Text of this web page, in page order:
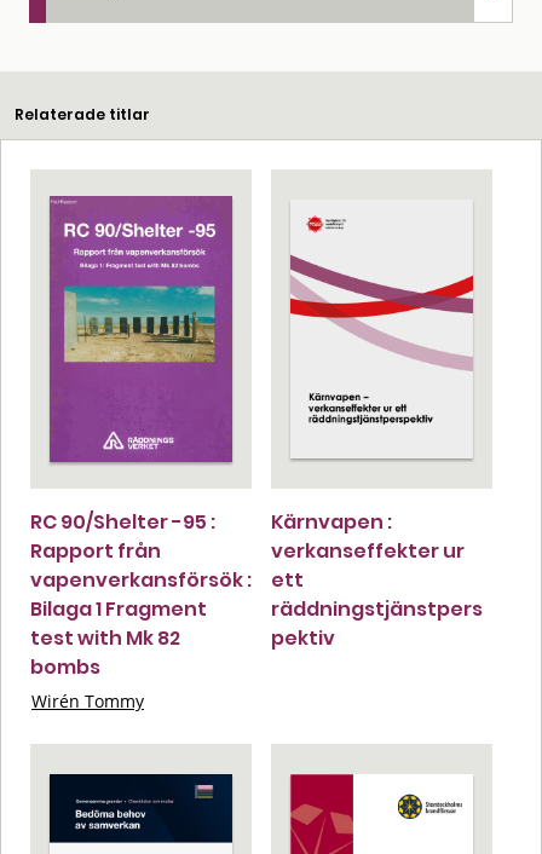
Relaterade titlar
RC 90/Shelter -95 :
Rapport från
vapenverkansförsök :
Bilaga 1 Fragment
test with Mk 82
bombs
Wirén Tommy
Kärnvapen :
verkanseffekter ur
ett
räddningstjänstpers
pektiv